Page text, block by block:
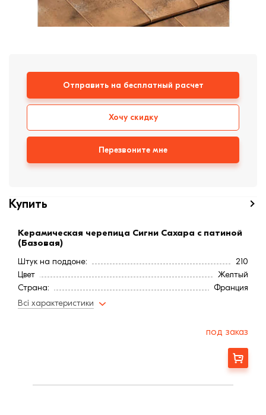
формовки
Клинкерная плитка
Отправить на бесплатный расчет
Хочу скидку
Перезвоните мне
Купить
Керамическая черепица Сигни Сахара с патиной
(Базовая)
Штук на поддоне:
210
Цвет
Желтый
Страна:
Франция
Расход, шт/м²:
326
280
Всі характеристики
под заказ
Заказать